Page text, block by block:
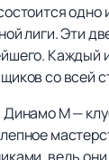
лиги. Эти
Каждый
со всей
М —